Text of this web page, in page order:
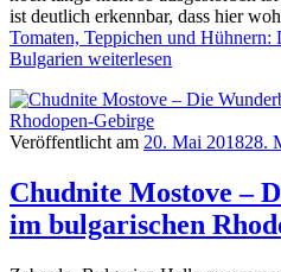
ist deutlich erkennbar, dass hier
Tomaten, Teppichen und Hühnern:
Bulgarien weiterlesen
Veröffentlicht am 20. Mai 201828.
Chudnite Mostove –
im bulgarischen